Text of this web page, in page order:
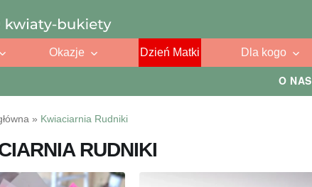
O NAS
Okazje Dzień Matki Dla kogo
» Kwiaciarnia Rudniki
RUDNIKI